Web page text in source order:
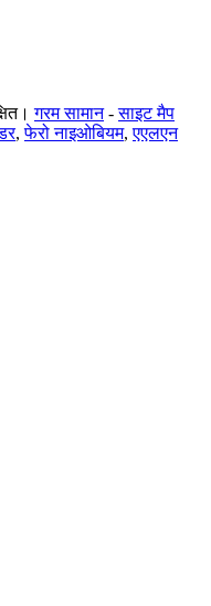
गरम सामान-साइट मैप
,फेरो नाइओबियम,एएलएन